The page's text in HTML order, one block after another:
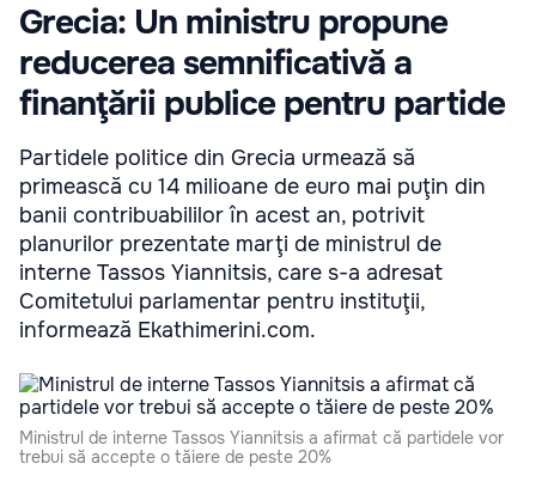
Grecia: Un ministru propune
reducerea semnificativă a
finanţării publice pentru partide
Partidele politice din Grecia urmează să
primească cu 14 milioane de euro mai puţin din
banii contribuabililor în acest an, potrivit
planurilor prezentate marţi de ministrul de
interne Tassos Yiannitsis, care s-a adresat
Comitetului parlamentar pentru instituţii,
informează Ekathimerini.com.
Ministrul de interne Tassos Yiannitsis a afirmat că partidele vor
trebui să accepte o tăiere de peste 20%